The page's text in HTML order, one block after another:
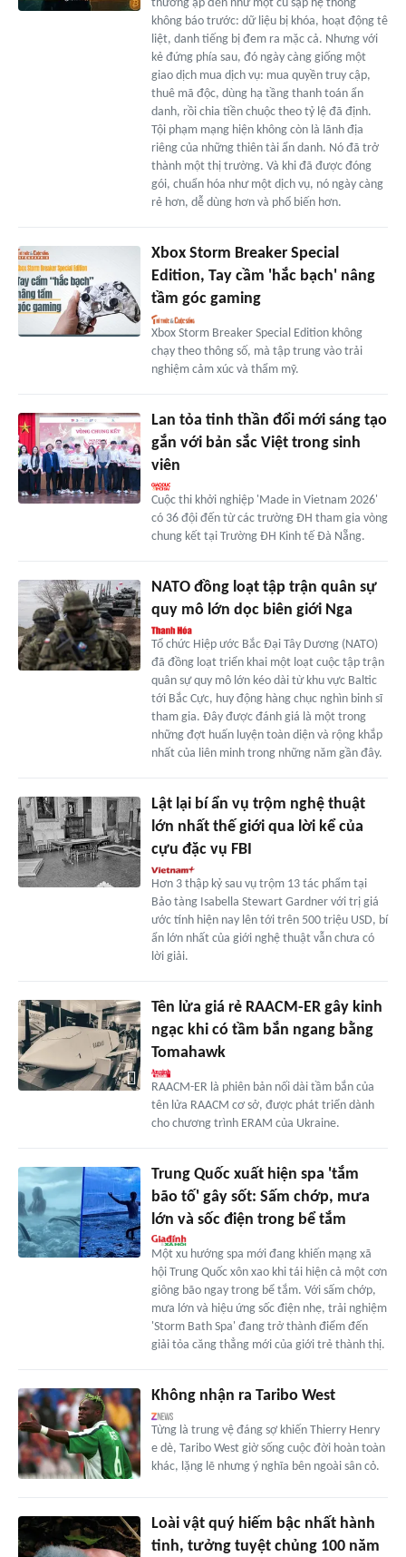
thường ập đến như một cú sập hệ thống
không báo trước: dữ liệu bị khóa, hoạt động tê
liệt, danh tiếng bị đem ra mặc cả. Nhưng với
kẻ đứng phía sau, đó ngày càng giống một
giao dịch mua dịch vụ: mua quyền truy cập,
thuê mã độc, dùng hạ tầng thanh toán ẩn
danh, rồi chia tiền chuộc theo tỷ lệ đã định.
Tội phạm mạng hiện không còn là lãnh địa
riêng của những thiên tài ẩn danh. Nó đã trở
thành một thị trường. Và khi đã được đóng
gói, chuẩn hóa như một dịch vụ, nó ngày càng
rẻ hơn, dễ dùng hơn và phổ biến hơn.
Xbox Storm Breaker Special
Edition, Tay cầm 'hắc bạch' nâng
tầm góc gaming
Xbox Storm Breaker Special Edition không
chạy theo thông số, mà tập trung vào trải
nghiệm cảm xúc và thẩm mỹ.
Lan tỏa tinh thần đổi mới sáng tạo
gắn với bản sắc Việt trong sinh
viên
Cuộc thi khởi nghiệp 'Made in Vietnam 2026'
có 36 đội đến từ các trường ĐH tham gia vòng
chung kết tại Trường ĐH Kinh tế Đà Nẵng.
NATO đồng loạt tập trận quân sự
quy mô lớn dọc biên giới Nga
Tổ chức Hiệp ước Bắc Đại Tây Dương (NATO)
đã đồng loạt triển khai một loạt cuộc tập trận
quân sự quy mô lớn kéo dài từ khu vực Baltic
tới Bắc Cực, huy động hàng chục nghìn binh sĩ
tham gia. Đây được đánh giá là một trong
những đợt huấn luyện toàn diện và rộng khắp
nhất của liên minh trong những năm gần đây.
Lật lại bí ẩn vụ trộm nghệ thuật
lớn nhất thế giới qua lời kể của
cựu đặc vụ FBI
Hơn 3 thập kỷ sau vụ trộm 13 tác phẩm tại
Bảo tàng Isabella Stewart Gardner với trị giá
ước tính hiện nay lên tới trên 500 triệu USD, bí
ẩn lớn nhất của giới nghệ thuật vẫn chưa có
lời giải.
Tên lửa giá rẻ RAACM-ER gây kinh
ngạc khi có tầm bắn ngang bằng
Tomahawk
RAACM-ER là phiên bản nối dài tầm bắn của
tên lửa RAACM cơ sở, được phát triển dành
cho chương trình ERAM của Ukraine.
Trung Quốc xuất hiện spa 'tắm
bão tố' gây sốt: Sấm chớp, mưa
lớn và sốc điện trong bể tắm
Một xu hướng spa mới đang khiến mạng xã
hội Trung Quốc xôn xao khi tái hiện cả một cơn
giông bão ngay trong bể tắm. Với sấm chớp,
mưa lớn và hiệu ứng sốc điện nhẹ, trải nghiệm
'Storm Bath Spa' đang trở thành điểm đến
giải tỏa căng thẳng mới của giới trẻ thành thị.
Không nhận ra Taribo West
Từng là trung vệ đáng sợ khiến Thierry Henry
e dè, Taribo West giờ sống cuộc đời hoàn toàn
khác, lặng lẽ nhưng ý nghĩa bên ngoài sân cỏ.
Loài vật quý hiếm bậc nhất hành
tinh, tưởng tuyệt chủng 100 năm